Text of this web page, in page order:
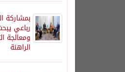
بمشاركة
رباعي
ومعالجة
الراهنة